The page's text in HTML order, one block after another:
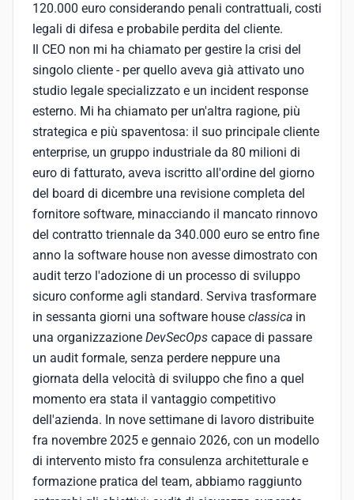
120.000 euro considerando penali contrattuali, costi
legali di difesa e probabile perdita del cliente.
Il CEO non mi ha chiamato per gestire la crisi del
singolo cliente - per quello aveva già attivato uno
studio legale specializzato e un incident response
esterno. Mi ha chiamato per un'altra ragione, più
strategica e più spaventosa: il suo principale cliente
enterprise, un gruppo industriale da 80 milioni di
euro di fatturato, aveva iscritto all'ordine del giorno
del board di dicembre una revisione completa del
fornitore software, minacciando il mancato rinnovo
del contratto triennale da 340.000 euro se entro fine
anno la software house non avesse dimostrato con
audit terzo l'adozione di un processo di sviluppo
sicuro conforme agli standard. Serviva trasformare
in sessanta giorni una software house classica in
una organizzazione DevSecOps capace di passare
un audit formale, senza perdere neppure una
giornata della velocità di sviluppo che fino a quel
momento era stata il vantaggio competitivo
dell'azienda. In nove settimane di lavoro distribuite
fra novembre 2025 e gennaio 2026, con un modello
di intervento misto fra consulenza architetturale e
formazione pratica del team, abbiamo raggiunto